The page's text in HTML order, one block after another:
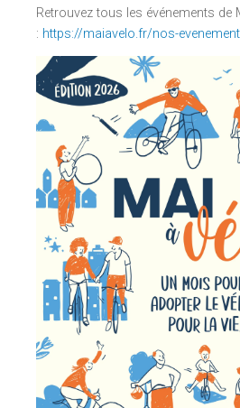
Retrouvez tous les événements de
: https://maiavelo.fr/nos-